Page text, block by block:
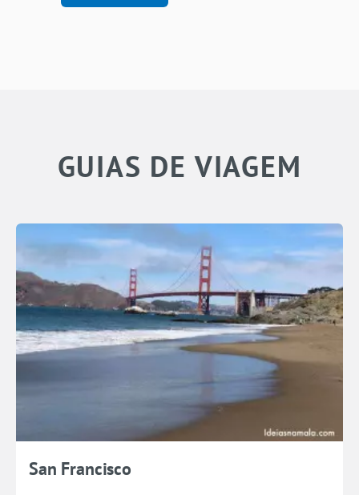
GUIAS DE VIAGEM
San Francisco